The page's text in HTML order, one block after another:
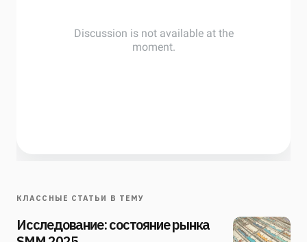
КЛАССНЫЕ СТАТЬИ В ТЕМУ
Исследование: состояние рынка